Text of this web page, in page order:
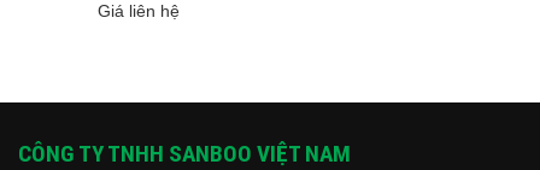
Giá liên hệ
CÔNG TY TNHH SANBOO VIỆT NAM